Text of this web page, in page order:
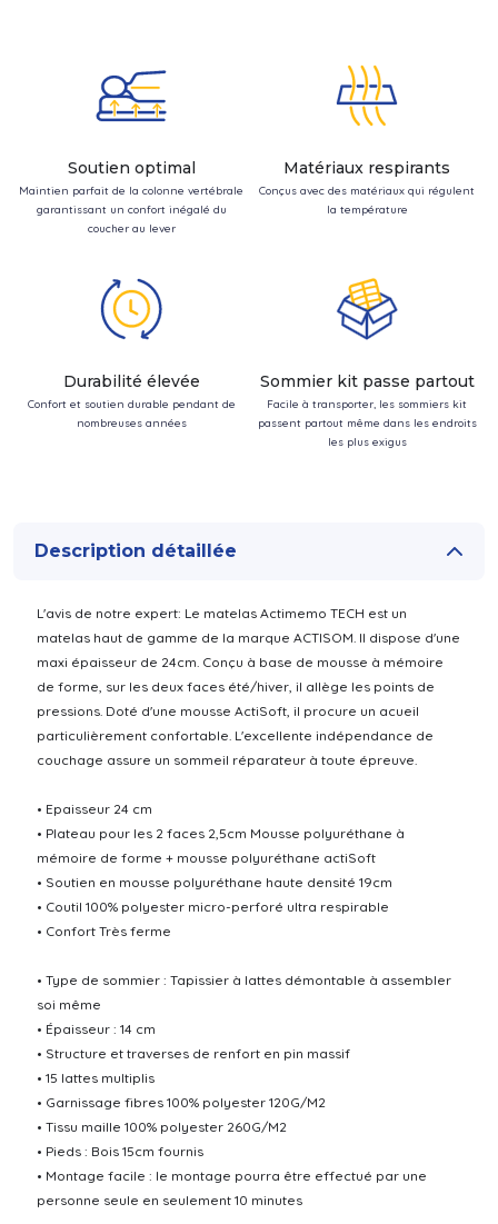
Soutien optimal
Maintien parfait de la colonne vertébrale
garantissant un confort inégalé du
coucher au lever
Matériaux respirants
Conçus avec des matériaux qui régulent
la température
Durabilité élevée
Confort et soutien durable pendant de
nombreuses années
Sommier kit passe partout
Facile à transporter, les sommiers kit
passent partout même dans les endroits
les plus exigus
Description détaillée
L'avis de notre expert: Le matelas Actimemo TECH est un
matelas haut de gamme de la marque ACTISOM. Il dispose d'une
maxi épaisseur de 24cm. Conçu à base de mousse à mémoire
de forme, sur les deux faces été/hiver, il allège les points de
pressions. Doté d'une mousse ActiSoft, il procure un acueil
particulièrement confortable. L'excellente indépendance de
couchage assure un sommeil réparateur à toute épreuve.
• Epaisseur 24 cm
• Plateau pour les 2 faces 2,5cm Mousse polyuréthane à
mémoire de forme + mousse polyuréthane actiSoft
• Soutien en mousse polyuréthane haute densité 19cm
• Coutil 100% polyester micro-perforé ultra respirable
• Confort Très ferme
• Type de sommier : Tapissier à lattes démontable à assembler
soi même
• Épaisseur : 14 cm
• Structure et traverses de renfort en pin massif
• 15 lattes multiplis
• Garnissage fibres 100% polyester 120G/M2
• Tissu maille 100% polyester 260G/M2
• Pieds : Bois 15cm fournis
• Montage facile : le montage pourra être effectué par une
personne seule en seulement 10 minutes